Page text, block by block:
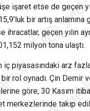
işaret etse de geçen
bir artış anlamına
ihracatlar, geçen yılın
milyon tona ulaştı.
iç piyasasındaki arz
rol oynadı. Çin Demir
göre, 30 Kasım
merkezlerinde takip